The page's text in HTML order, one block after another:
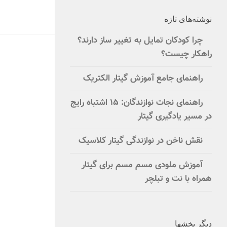
نوشته‌های تازه
چرا کودکان تمایل به تغییر ساز دارند؟
راهکار چیست؟
راهنمای جامع آموزش گیتار الکتریک
راهنمای نجات نوازندگان: ۱۵ اشتباه رایج
در مسیر یادگیری گیتار
نقش ناخن در نوازندگی گیتار کلاسیک
آموزش ملودی مسم مسم برای گیتار
همراه با نت و تبلچر
دیگر بخشها